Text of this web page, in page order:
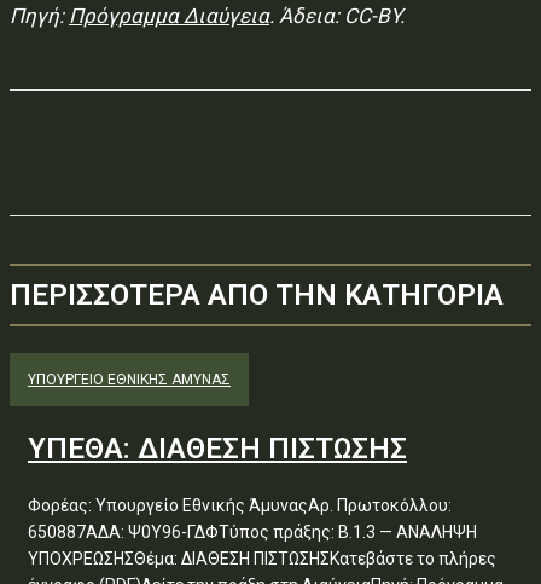
Πηγή: Πρόγραμμα Διαύγεια. Άδεια: CC-BY.
ΠΕΡΙΣΣΟΤΕΡΑ ΑΠΟ ΤΗΝ ΚΑΤΗΓΟΡΙΑ
ΥΠΟΥΡΓΕΊΟ ΕΘΝΙΚΉΣ ΆΜΥΝΑΣ
ΥΠΕΘΑ: ΔΙΑΘΕΣΗ ΠΙΣΤΩΣΗΣ
Φορέας: Υπουργείο Εθνικής ΆμυναςΑρ. Πρωτοκόλλου:
650887ΑΔΑ: Ψ0Υ96-ΓΔΦΤύπος πράξης: Β.1.3 — ΑΝΑΛΗΨΗ
ΥΠΟΧΡΕΩΣΗΣΘέμα: ΔΙΑΘΕΣΗ ΠΙΣΤΩΣΗΣΚατεβάστε το πλήρες